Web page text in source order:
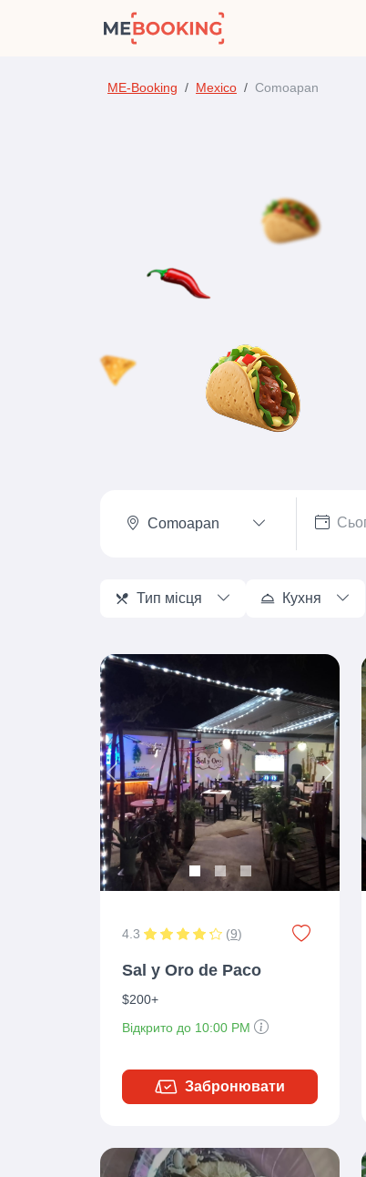
ME-Booking Mexico Comoapan
Comoapan
Тип місця Кухня
Previous Next
4.3 (9)
Sal y Oro de Paco
$200+
Відкрито до 10:00 PM
Забронювати